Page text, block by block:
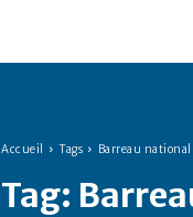
Accueil Tags Barreau national
Tag: